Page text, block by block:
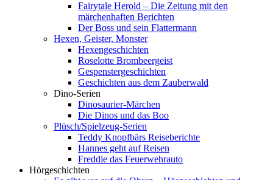
Fairytale Herold – Die Zeitung mit den
märchenhaften Berichten
Der Boss und sein Flattermann
Hexen, Geister, Monster
Hexengeschichten
Roselotte Brombeergeist
Gespenstergeschichten
Geschichten aus dem Zauberwald
Dino-Serien
Dinosaurier-Märchen
Die Dinos und das Boo
Plüsch/Spielzeug-Serien
Teddy Knopfbärs Reiseberichte
Hannes geht auf Reisen
Freddie das Feuerwehrauto
Hörgeschichten